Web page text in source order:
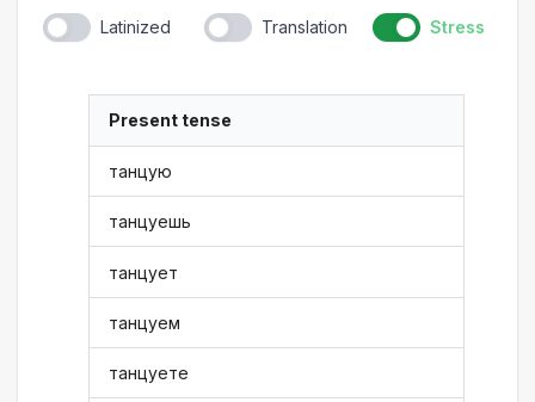
Latinized Translation Stress
Present tense
танцую
танцуешь
танцует
танцуем
танцуете